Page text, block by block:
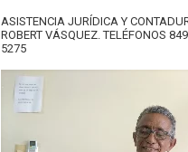
ASISTENCIA JURÍDICA Y
ROBERT VÁSQUEZ. TELÉFONOS
5275